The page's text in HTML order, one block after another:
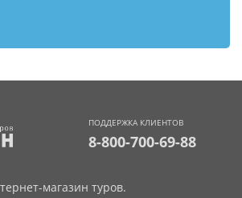
ПОДДЕРЖКА КЛИЕНТОВ
8-800-700-69-88
магазин туров.